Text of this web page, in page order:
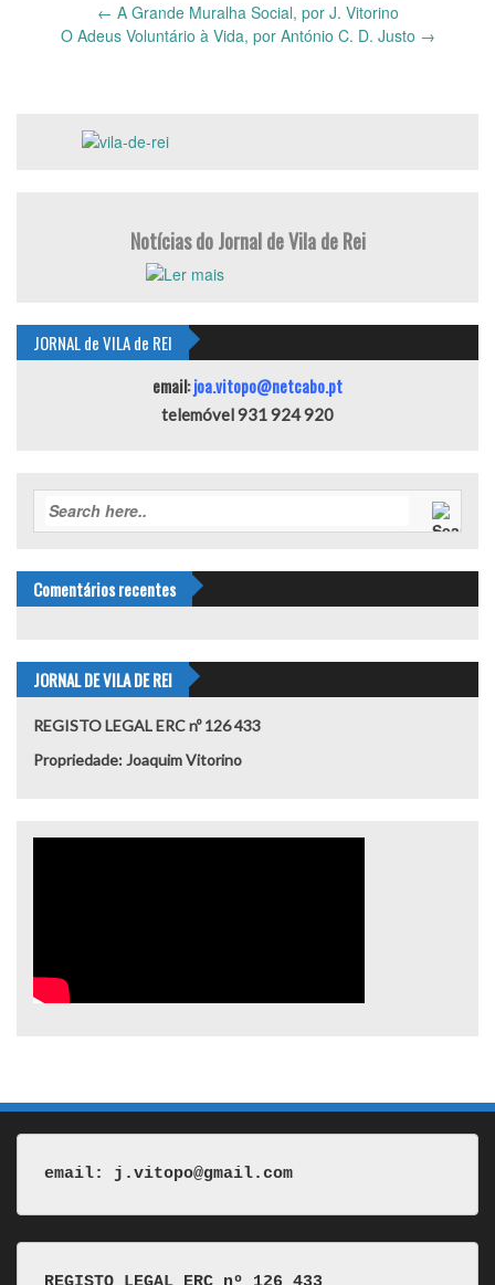
navigation
← A Grande Muralha Social, por J. Vitorino
O Adeus Voluntário à Vida, por António C. D. Justo →
Notícias do Jornal de Vila de Rei
JORNAL de VILA de REI
email:joa.vitopo@netcabo.pt
telemóvel 931 924 920
Comentários recentes
JORNAL DE VILA DE REI
REGISTO LEGAL ERC nº 126 433
Propriedade: Joaquim Vitorino
email: j.vitopo@gmail.com